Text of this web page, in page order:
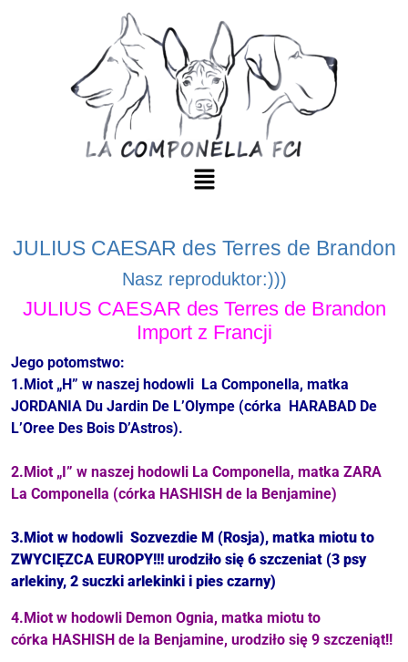
JULIUS CAESAR des Terres de Brandon
Nasz reproduktor:)))
JULIUS CAESAR des Terres de Brandon
Import z Francji
Jego potomstwo:
1.Miot „H” w naszej hodowli La Componella, matka
JORDANIA Du Jardin De L’Olympe (córka HARABAD De
L’Oree Des Bois D’Astros).
2.Miot „I” w naszej hodowli La Componella, matka ZARA
La Componella (córka HASHISH de la Benjamine)
3.Miot w hodowli Sozvezdie M (Rosja), matka miotu to
ZWYCIĘZCA EUROPY!!! urodziło się 6 szczeniat (3 psy
arlekiny, 2 suczki arlekinki i pies czarny)
4.Miot w hodowli Demon Ognia, matka miotu to
córka HASHISH de la Benjamine, urodziło się 9 szczeniąt!!